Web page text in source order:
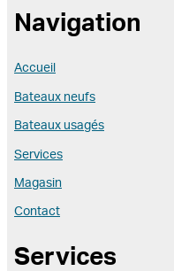
Navigation
Accueil
Bateaux neufs
Bateaux usagés
Services
Magasin
Contact
Services